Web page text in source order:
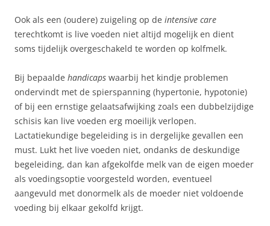
Ook als een (oudere) zuigeling op de intensive care
terechtkomt is live voeden niet altijd mogelijk en dient
soms tijdelijk overgeschakeld te worden op kolfmelk.
Bij bepaalde handicaps waarbij het kindje problemen
ondervindt met de spierspanning (hypertonie, hypotonie)
of bij een ernstige gelaatsafwijking zoals een dubbelzijdige
schisis kan live voeden erg moeilijk verlopen.
Lactatiekundige begeleiding is in dergelijke gevallen een
must. Lukt het live voeden niet, ondanks de deskundige
begeleiding, dan kan afgekolfde melk van de eigen moeder
als voedingsoptie voorgesteld worden, eventueel
aangevuld met donormelk als de moeder niet voldoende
voeding bij elkaar gekolfd krijgt.